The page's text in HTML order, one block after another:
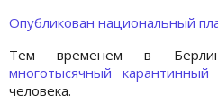
Опубликован национальный
Тем временем в
многотысячный карантинный
человека.